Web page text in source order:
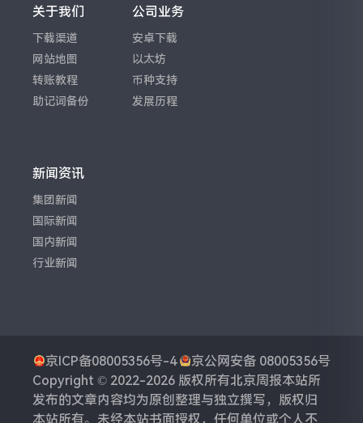
关于我们
下载渠道
网站地图
转账教程
助记词备份
公司业务
安卓下载
以太坊
币种支持
发展历程
新闻资讯
集团新闻
国际新闻
国内新闻
行业新闻
京ICP备08005356号-4
京公网安备 08005356号
Copyright © 2022-2026 版权所有北京周报本站所
发布的文章内容均为原创整理与独立撰写，版权归
本站所有。未经本站书面授权，任何单位或个人不